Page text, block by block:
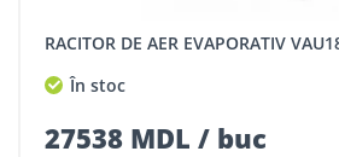
RACITOR DE AER EVAPORATIV
În stoc
27538 MDL / buc